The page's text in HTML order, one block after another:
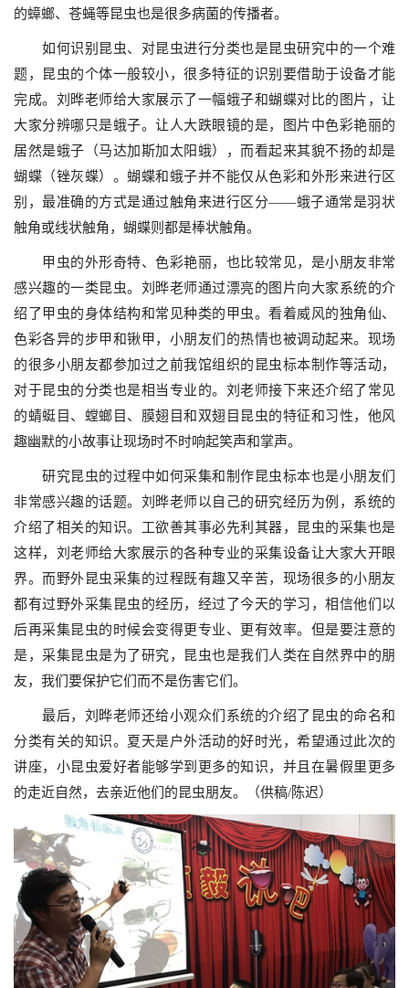
的蟑螂、苍蝇等昆虫也是很多病菌的传播者。
如何识别昆虫、对昆虫进行分类也是昆虫研究中的一个难
题，昆虫的个体一般较小，很多特征的识别要借助于设备才能
完成。刘晔老师给大家展示了一幅蛾子和蝴蝶对比的图片，让
大家分辨哪只是蛾子。让人大跌眼镜的是，图片中色彩艳丽的
居然是蛾子（马达加斯加太阳蛾），而看起来其貌不扬的却是
蝴蝶（锉灰蝶）。蝴蝶和蛾子并不能仅从色彩和外形来进行区
别，最准确的方式是通过触角来进行区分——蛾子通常是羽状
触角或线状触角，蝴蝶则都是棒状触角。
甲虫的外形奇特、色彩艳丽，也比较常见，是小朋友非常
感兴趣的一类昆虫。刘晔老师通过漂亮的图片向大家系统的介
绍了甲虫的身体结构和常见种类的甲虫。看着威风的独角仙、
色彩各异的步甲和锹甲，小朋友们的热情也被调动起来。现场
的很多小朋友都参加过之前我馆组织的昆虫标本制作等活动，
对于昆虫的分类也是相当专业的。刘老师接下来还介绍了常见
的蜻蜓目、螳螂目、膜翅目和双翅目昆虫的特征和习性，他风
趣幽默的小故事让现场时不时响起笑声和掌声。
研究昆虫的过程中如何采集和制作昆虫标本也是小朋友们
非常感兴趣的话题。刘晔老师以自己的研究经历为例，系统的
介绍了相关的知识。工欲善其事必先利其器，昆虫的采集也是
这样，刘老师给大家展示的各种专业的采集设备让大家大开眼
界。而野外昆虫采集的过程既有趣又辛苦，现场很多的小朋友
都有过野外采集昆虫的经历，经过了今天的学习，相信他们以
后再采集昆虫的时候会变得更专业、更有效率。但是要注意的
是，采集昆虫是为了研究，昆虫也是我们人类在自然界中的朋
友，我们要保护它们而不是伤害它们。
最后，刘晔老师还给小观众们系统的介绍了昆虫的命名和
分类有关的知识。夏天是户外活动的好时光，希望通过此次的
讲座，小昆虫爱好者能够学到更多的知识，并且在暑假里更多
的走近自然，去亲近他们的昆虫朋友。（供稿/陈迟）